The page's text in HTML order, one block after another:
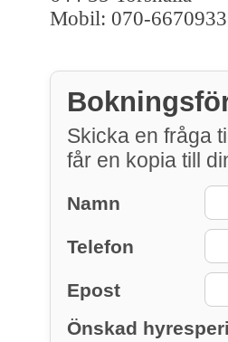
Mobil: 070-6670933
Skicka en fråga
får en kopia till
Namn
Telefon
Epost
Önskad